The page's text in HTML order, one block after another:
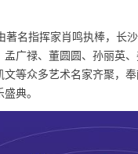
著名指挥家肖鸣执棒，长沙
孟广禄、董圆圆、孙丽英
文等众多艺术名家齐聚，
典。